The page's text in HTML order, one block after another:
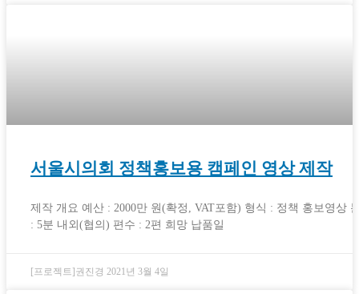
서울시의회 정책홍보용 캠페인 영상 제작
제작 개요 예산 : 2000만 원(확정, VAT포함) 형식 : 정책 홍보영상
: 5분 내외(협의) 편수 : 2편 희망 납품일
[프로젝트]권진경 2021년 3월 4일